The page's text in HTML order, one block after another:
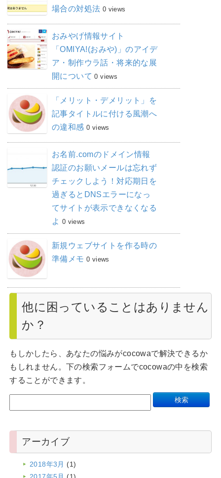
場合の対処法 0 views
おみやげ情報サイト
「OMIYA!(おみや)」のアイデ
ア・制作ウラ話・将来的な展
開について 0 views
「メリット・デメリット」を
記事タイトルに付ける風潮へ
の違和感 0 views
お名前.comのドメイン情報
認証のお願いメールは忘れず
チェックしよう！対応期日を
過ぎるとDNSエラーになっ
てサイトが表示できなくなる
よ 0 views
新規ウェブサイトを作る時の
準備メモ 0 views
他に困っていることはありません
か？
もしかしたら、あなたの悩みがcocowaで解決できるか
もしれません。下の検索フォームでcocowaの中を検索
することができます。
アーカイブ
2018年3月 (1)